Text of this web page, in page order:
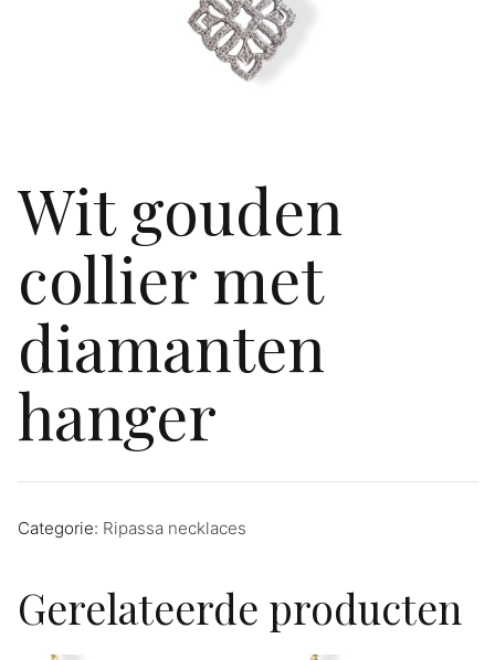
Wit gouden
collier met
diamanten
hanger
Categorie: Ripassa necklaces
Gerelateerde producten